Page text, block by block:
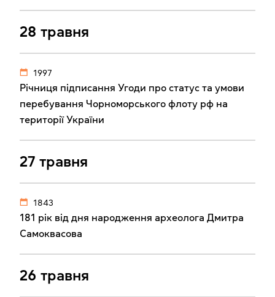
28 травня
1997
Річниця підписання Угоди про статус та умови
перебування Чорноморського флоту рф на
території України
27 травня
1843
181 рік від дня народження археолога Дмитра
Самоквасова
26 травня